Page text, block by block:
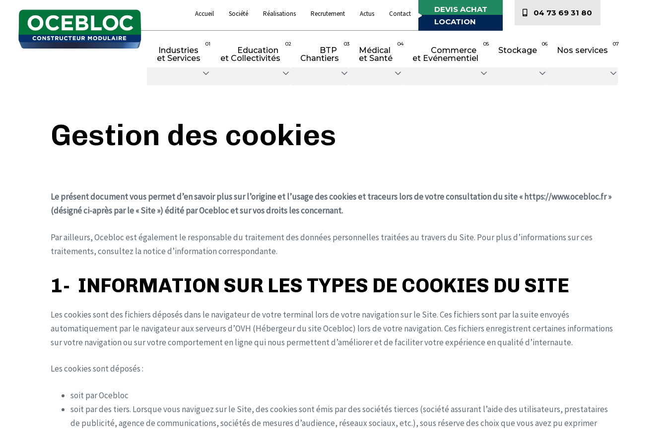
Accueil Société Réalisations Recrutement Actus Contact
DEVIS ACHAT
LOCATION
04 73 69 31 80
Industries
et Services
01
Education
et Collectivités
02
BTP
Chantiers
03
Médical
et Santé
04
Commerce
et Evénementiel
05
Stockage
06
Nos services
07
Gestion des cookies
Le présent document vous permet d’en savoir plus sur l’origine et l’usage des cookies et traceurs lors de votre consultation du site « https://www.ocebloc.fr »
(désigné ci-après par le « Site ») édité par Ocebloc et sur vos droits les concernant.
Par ailleurs, Ocebloc est également le responsable du traitement des données personnelles traitées au travers du Site. Pour plus d’informations sur ces
traitements, consultez la notice d’information correspondante.
1- INFORMATION SUR LES TYPES DE COOKIES DU SITE
Les cookies sont des fichiers déposés dans le navigateur de votre terminal lors de votre navigation sur le Site. Ces fichiers sont par la suite envoyés
automatiquement par le navigateur aux serveurs d’OVH (Hébergeur du site Ocebloc) lors de votre navigation. Ces fichiers enregistrent certaines informations
sur votre navigation ou sur votre comportement en ligne qui nous permettent d’améliorer et de faciliter votre expérience en qualité d’internaute.
Les cookies sont déposés :
soit par Ocebloc
soit par des tiers. Lorsque vous naviguez sur le Site, des cookies sont émis par des sociétés tierces (société assurant l’aide des utilisateurs, prestataires
de publicité, agence de communications, sociétés de mesures d’audience, réseaux sociaux, etc.), sous réserve des choix que vous avez pu exprimer